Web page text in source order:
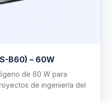
B60) – 60W
de 60 W para
de ingeniería del